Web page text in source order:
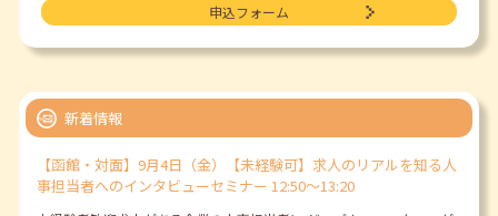
申込フォーム
新着情報
【函館・対面】9月4日（金）【未経験可】求人のリアルを知る人
事担当者へのインタビューセミナー 12:50～13:20